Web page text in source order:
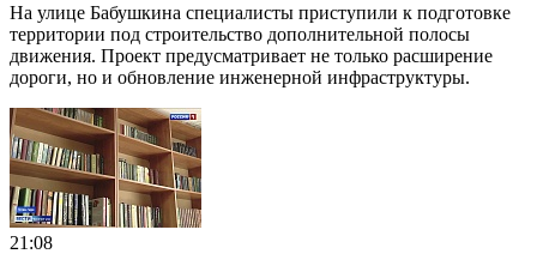
На улице Бабушкина специалисты приступили к подготовке
территории под строительство дополнительной полосы
движения. Проект предусматривает не только расширение
дороги, но и обновление инженерной инфраструктуры.
21:08